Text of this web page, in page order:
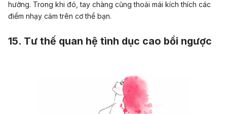
hưởng. Trong khi đó, tay chàng cũng thoải mái kích thích các
điểm nhạy cảm trên cơ thể bạn.
15. Tư thế quan hệ tình dục cao bồi ngược